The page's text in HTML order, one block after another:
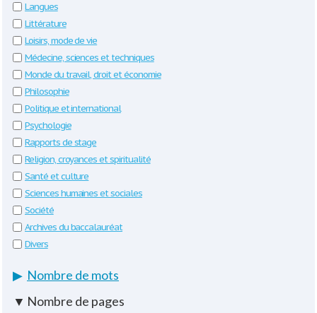
Langues
Littérature
Loisirs, mode de vie
Médecine, sciences et techniques
Monde du travail, droit et économie
Philosophie
Politique et international
Psychologie
Rapports de stage
Religion, croyances et spiritualité
Santé et culture
Sciences humaines et sociales
Société
Archives du baccalauréat
Divers
▶ Nombre de mots
▼ Nombre de pages